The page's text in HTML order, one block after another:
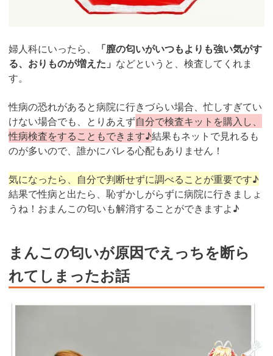
婦人科にいったら、
「膣の匂いがいつもよりも強い気がす
る、おりものが増えた」 などというと、検査してくれま
す。
性病の恐れがあると病院に行きづらい場合、忙しすぎてい
けない場合でも、とりあえず自分で検査キットを購入し、
性病検査をすることもできます♪結果もネットで見れるも
のが多いので、誰かにバレる心配もありません！
気になったら、自分で判断せずに調べることが重要です♪
結果で性病と出たら、恥ずかしがらずに病院に行きましょ
うね！おまんこの匂いも解消することができますよ♪
まんこの匂いが原因でえっちを断ら
れてしまったお話